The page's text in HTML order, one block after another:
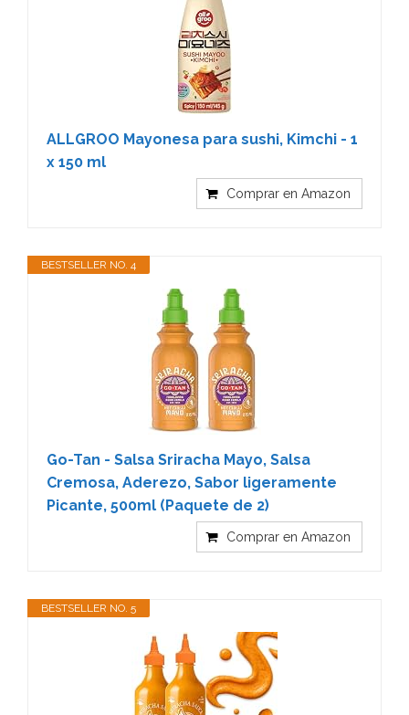
ALLGROO Mayonesa para sushi, Kimchi - 1
x 150 ml
Comprar en Amazon
BESTSELLER NO. 4
Go-Tan - Salsa Sriracha Mayo, Salsa
Cremosa, Aderezo, Sabor ligeramente
Picante, 500ml (Paquete de 2)
Comprar en Amazon
BESTSELLER NO. 5